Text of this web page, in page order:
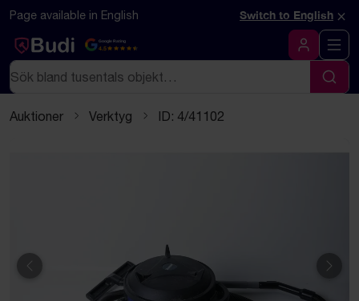
Hoppa till innehåll
Textbaserad (markdown) version av denna sida
Page available in English Switch to English ×
Google Rating
4.5
Logga in
Sök
Sök
Auktioner Verktyg ID: 4/41102
Föregående